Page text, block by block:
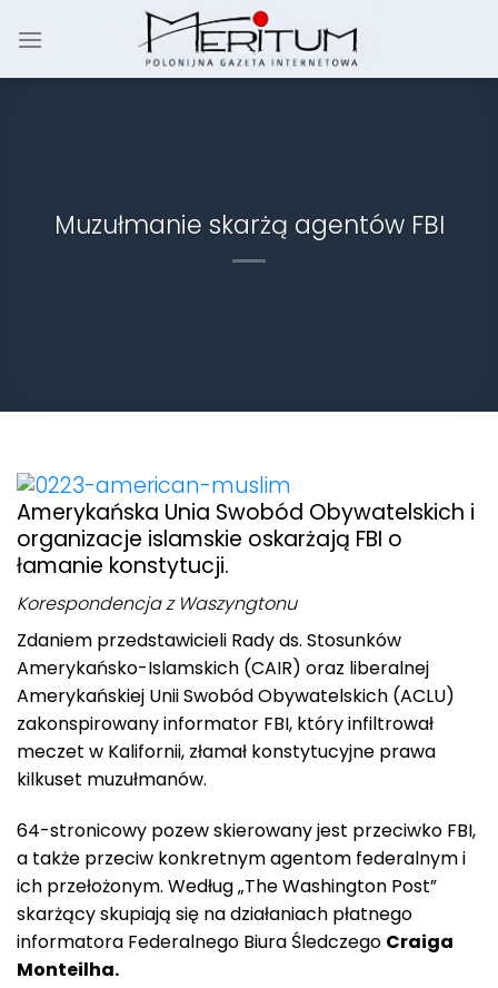
Muzułmanie skarżą agentów FBI
Amerykańska Unia Swobód Obywatelskich i
organizacje islamskie oskarżają FBI o
łamanie konstytucji.
Korespondencja z Waszyngtonu
Zdaniem przedstawicieli Rady ds. Stosunków
Amerykańsko-Islamskich (CAIR) oraz liberalnej
Amerykańskiej Unii Swobód Obywatelskich (ACLU)
zakonspirowany informator FBI, który infiltrował
meczet w Kalifornii, złamał konstytucyjne prawa
kilkuset muzułmanów.
64-stronicowy pozew skierowany jest przeciwko FBI,
a także przeciw konkretnym agentom federalnym i
ich przełożonym. Według „The Washington Post”
skarżący skupiają się na działaniach płatnego
informatora Federalnego Biura Śledczego Craiga
Monteilha.